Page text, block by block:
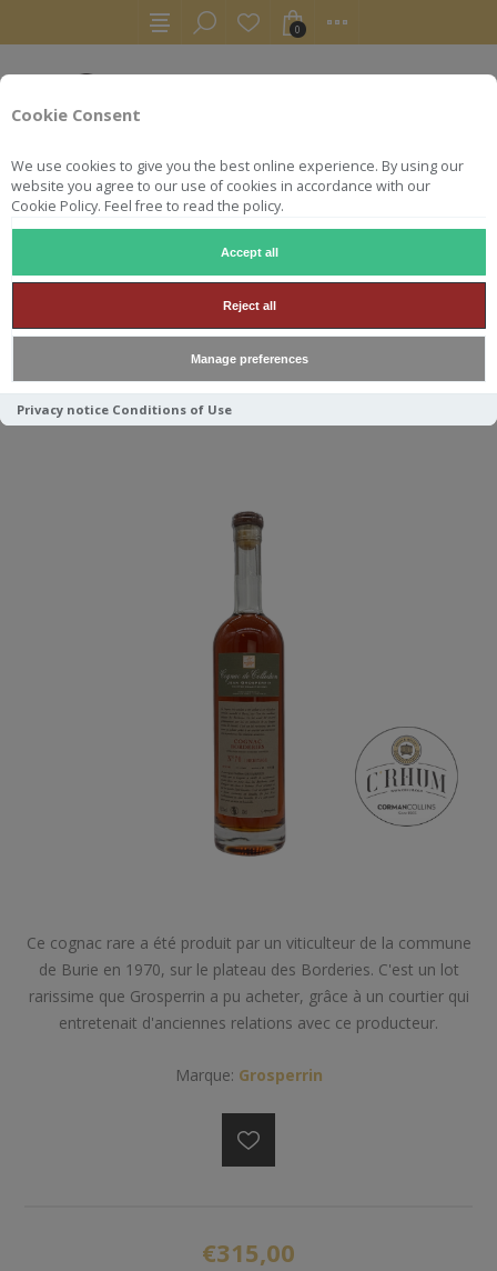
Cookie Consent
We use cookies to give you the best online experience. By using our
website you agree to our use of cookies in accordance with our
Cookie Policy. Feel free to read the policy.
Accept all
Reject all
Manage preferences
Privacy notice Conditions of Use
0
COGNAC GROSPERRIN N°70
BORDERIES 49.5° 70CL
Ce cognac rare a été produit par un viticulteur de la commune
de Burie en 1970, sur le plateau des Borderies. C'est un lot
rarissime que Grosperrin a pu acheter, grâce à un courtier qui
entretenait d'anciennes relations avec ce producteur.
Marque: Grosperrin
€315,00